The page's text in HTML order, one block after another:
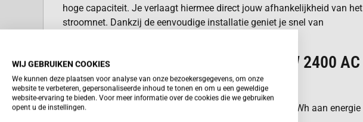
hoge capaciteit. Je verlaagt hiermee direct jouw afhankelijkheid van het
stroomnet. Dankzij de eenvoudige installatie geniet je snel van
VOORDELEN ZENDURE SOLARFLOW 2400 AC
+ AB3000X BATTERY (2880WH)
Je slaat met de AB3000X batterij maar liefst 2880Wh aan energie
WIJ GEBRUIKEN COOKIES
We kunnen deze plaatsen voor analyse van onze bezoekersgegevens, om onze
website te verbeteren, gepersonaliseerde inhoud te tonen en om u een geweldige
website-ervaring te bieden. Voor meer informatie over de cookies die we gebruiken
opent u de instellingen.